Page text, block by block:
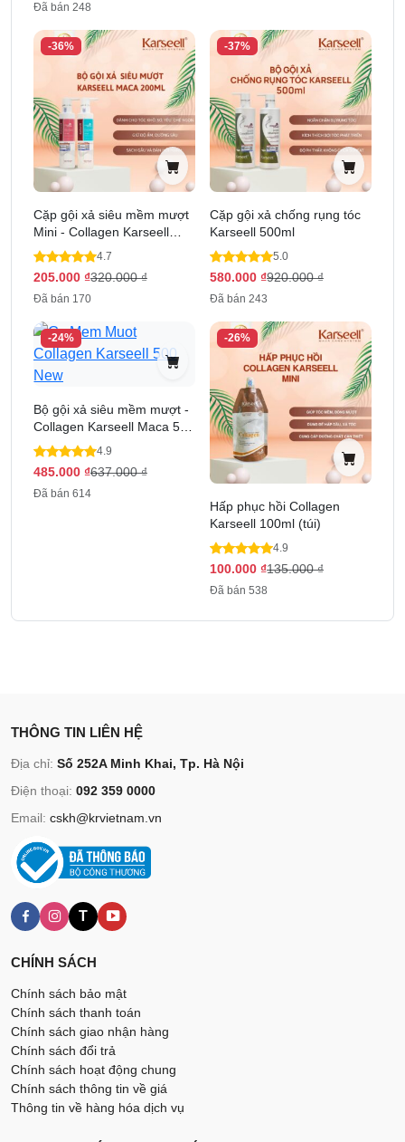
Đã bán 248
-36%
Cặp gội xả siêu mềm mượt
Mini - Collagen Karseell
Maca 200 ml
4.7
205.000 ₫320.000₫
Đã bán 170
-37%
Cặp gội xả chống rụng tóc
Karseell 500ml
5.0
580.000 ₫920.000₫
Đã bán 243
-24%
Bộ gội xả siêu mềm mượt -
Collagen Karseell Maca 500
ml
4.9
485.000 ₫637.000₫
Đã bán 614
-26%
Hấp phục hồi Collagen
Karseell 100ml (túi)
4.9
100.000 ₫135.000₫
Đã bán 538
THÔNG TIN LIÊN HỆ
Địa chỉ: Số 252A Minh Khai, Tp. Hà Nội
Điện thoại: 092 359 0000
Email: cskh@krvietnam.vn
T
CHÍNH SÁCH
Chính sách bảo mật
Chính sách thanh toán
Chính sách giao nhận hàng
Chính sách đổi trả
Chính sách hoạt động chung
Chính sách thông tin về giá
Thông tin về hàng hóa dịch vụ